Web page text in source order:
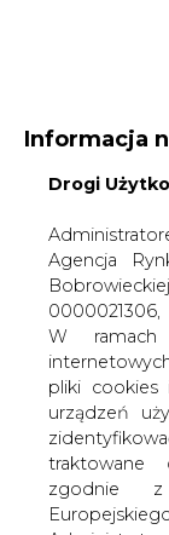
W ramach
pliki
urządzeń
zgodnie z
przez
podtym